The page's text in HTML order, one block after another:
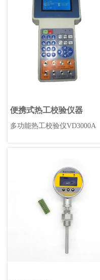
在-40℃~85℃的工业环境中使
用。具有标准赫斯曼形状，高
精度0.1%，采样率可调，是工
业应用的理想选择。
便携式热工校验仪器
多功能热工校验仪VD3000A